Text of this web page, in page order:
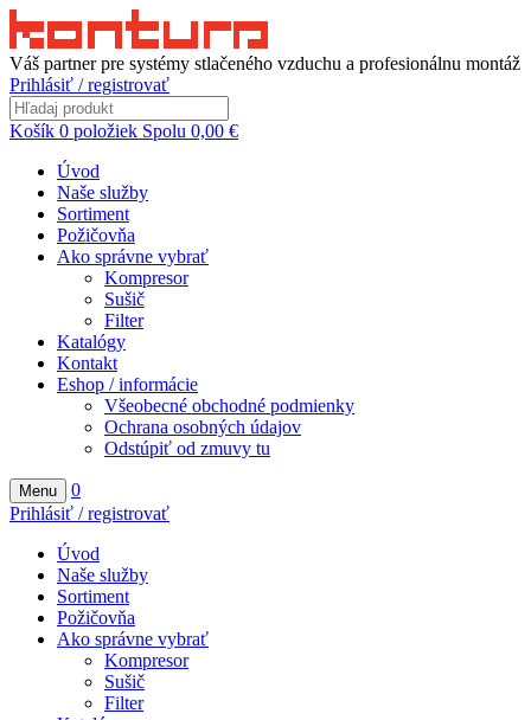
Váš partner pre systémy stlačeného vzduchu a profesionálnu montáž
Prihlásiť / registrovať
Košík 0 položiek Spolu 0,00 €
Úvod
Naše služby
Sortiment
Požičovňa
Ako správne vybrať
Kompresor
Sušič
Filter
Katalógy
Kontakt
Eshop / informácie
Všeobecné obchodné podmienky
Ochrana osobných údajov
Odstúpiť od zmuvy tu
Menu
0
Prihlásiť / registrovať
Úvod
Naše služby
Sortiment
Požičovňa
Ako správne vybrať
Kompresor
Sušič
Filter